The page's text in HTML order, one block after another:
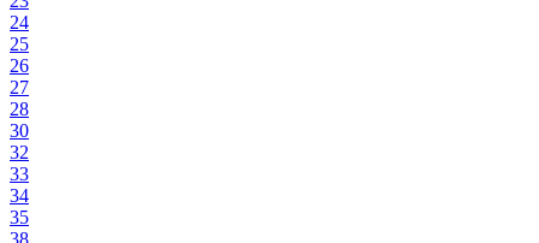
24
25
26
27
28
30
32
33
34
35
38